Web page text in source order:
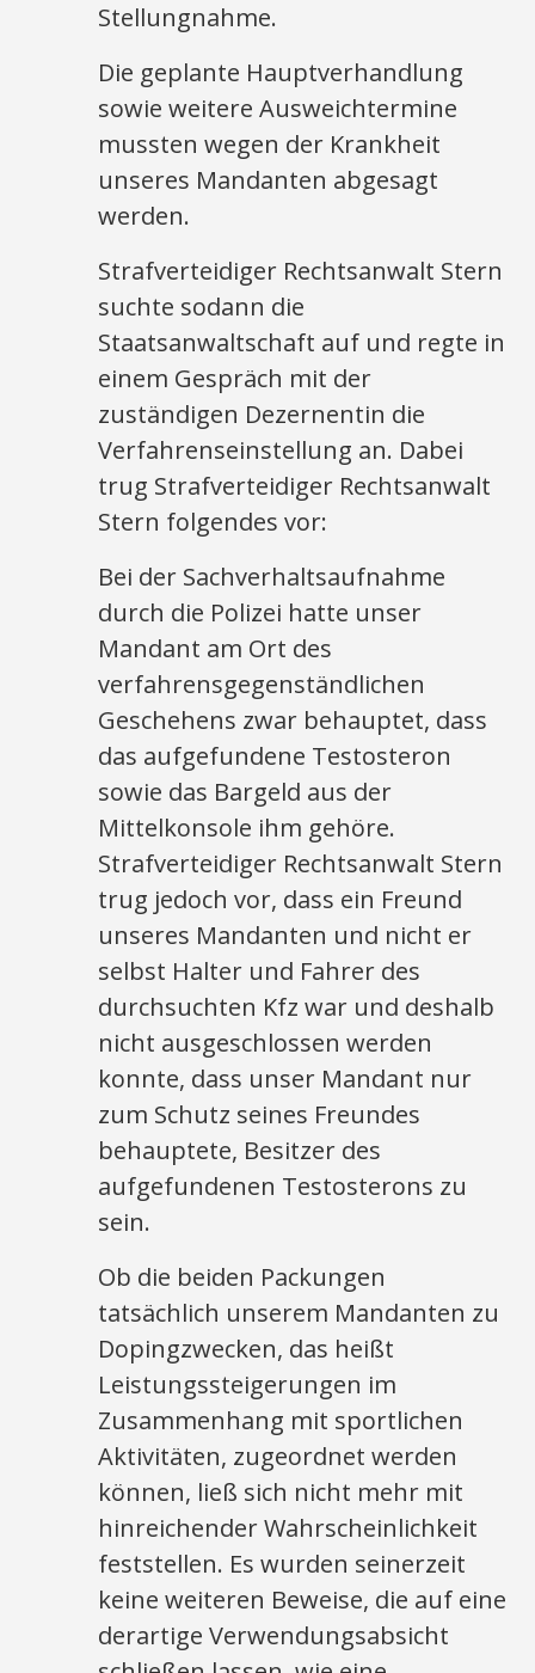
Stellungnahme.
Die geplante Hauptverhandlung
sowie weitere Ausweichtermine
mussten wegen der Krankheit
unseres Mandanten abgesagt
werden.
Strafverteidiger Rechtsanwalt Stern
suchte sodann die
Staatsanwaltschaft auf und regte in
einem Gespräch mit der
zuständigen Dezernentin die
Verfahrenseinstellung an. Dabei
trug Strafverteidiger Rechtsanwalt
Stern folgendes vor:
Bei der Sachverhaltsaufnahme
durch die Polizei hatte unser
Mandant am Ort des
verfahrensgegenständlichen
Geschehens zwar behauptet, dass
das aufgefundene Testosteron
sowie das Bargeld aus der
Mittelkonsole ihm gehöre.
Strafverteidiger Rechtsanwalt Stern
trug jedoch vor, dass ein Freund
unseres Mandanten und nicht er
selbst Halter und Fahrer des
durchsuchten Kfz war und deshalb
nicht ausgeschlossen werden
konnte, dass unser Mandant nur
zum Schutz seines Freundes
behauptete, Besitzer des
aufgefundenen Testosterons zu
sein.
Ob die beiden Packungen
tatsächlich unserem Mandanten zu
Dopingzwecken, das heißt
Leistungssteigerungen im
Zusammenhang mit sportlichen
Aktivitäten, zugeordnet werden
können, ließ sich nicht mehr mit
hinreichender Wahrscheinlichkeit
feststellen. Es wurden seinerzeit
keine weiteren Beweise, die auf eine
derartige Verwendungsabsicht